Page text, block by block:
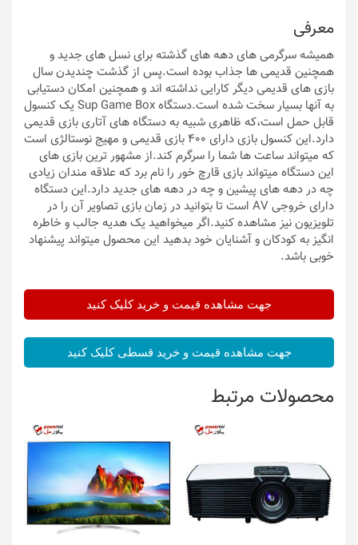
معرفی
همیشه سرگرمی های دهه های گذشته برای نسل های جدید و
همچنین قدیمی ها جذاب بوده است.پس از گذشت چندیدن سال
بازی های قدیمی دیگر کارایی نداشته اند و همچنین امکان دستیابی
به آنها بسیار سخت شده است.دستگاه Sup Game Box یک کنسول
قابل حمل است،که ظاهری شبیه به دستگاه های آتاری بازی قدیمی
دارد.این کنسول بازی دارای 400 بازی قدیمی و مهیج نوستالژی است
که میتواند ساعت ها شما را سرگرم کند.از مشهور ترین بازی های
این دستگاه میتواند بازی قارچ خور را نام برد که علاقه مندان زیادی
چه در دهه های پیشین و چه در دهه های جدید دارد.این دستگاه
دارای خروجی AV است تا بتوانید در زمان بازی تصاویر آن را در
تلویزیون نیز مشاهده کنید.اگر میخواهید یک هدیه جالب و خاطره
انگیز به کودکان و آشنایان خود بدهید این محصول میتواند پیشنهاد
خوبی باشد.
جهت مشاهده قیمت و خرید کلیک کنید
جهت مشاهده قیمت و خرید قسطی کلیک کنید
محصولات مرتبط